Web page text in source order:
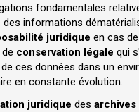
fondamentales
des informations
juridique en cas
conservation légale qui
ces données dans un
en constante évolution.
juridique des